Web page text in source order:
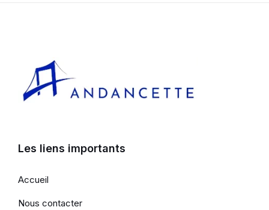
Les liens importants
Accueil
Nous contacter